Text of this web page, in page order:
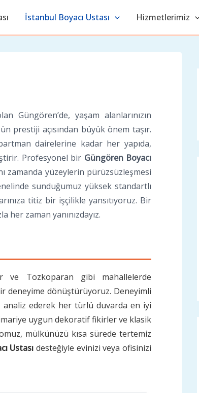
İstanbul Boyacı Ustası Hizmetlerimiz
Güngören’de, yaşam alanlarınızın
prestiji açısından büyük önem taşır.
dairelerine kadar her yapıda,
Profesyonel bir Güngören Boyacı
zamanda yüzeylerin pürüzsüzleşmesi
sunduğumuz yüksek standartlı
titiz bir işçilikle yansıtıyoruz. Bir
her zaman yanınızdayız.
ve Tozkoparan gibi mahallelerde
deneyime dönüştürüyoruz. Deneyimli
analiz ederek her türlü duvarda en iyi
uygun dekoratif fikirler ve klasik
mülkünüzü kısa sürede tertemiz
Ustası desteğiyle evinizi veya ofisinizi